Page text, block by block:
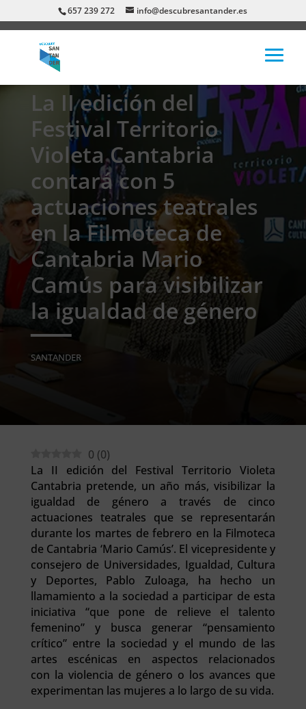
657 239 272 info@descubresantander.es
La II edición del
Festival Territorio
Violeta Cantabria
contará con 5
actuaciones teatrales
en la Filmoteca de
Cantabria Mario
Camús para visibilizar
la igualdad de género
SANTANDER
0 (0)
La II edición del Festival Territorio Violeta
Cantabria pretende, un año más, visibilizar la
igualdad de género a través de cinco
actuaciones teatrales que se representarán
durante los martes de febrero en la Filmoteca
de Cantabria ‘Mario Camús’. El vicepresidente y
consejero de Universidades, Igualdad, Cultura
y Deportes, Pablo Zuloaga, ha hecho un
llamamiento a la sociedad a participar de esta
iniciativa “que pone de relieve el talento
femenino” y busca generar “pensamiento
crítico” entre la sociedad y el mundo de las
artes escénicas en aspectos relacionados
con la violencia de género o los avances que
experimentan las mujeres a lo largo de su vida.